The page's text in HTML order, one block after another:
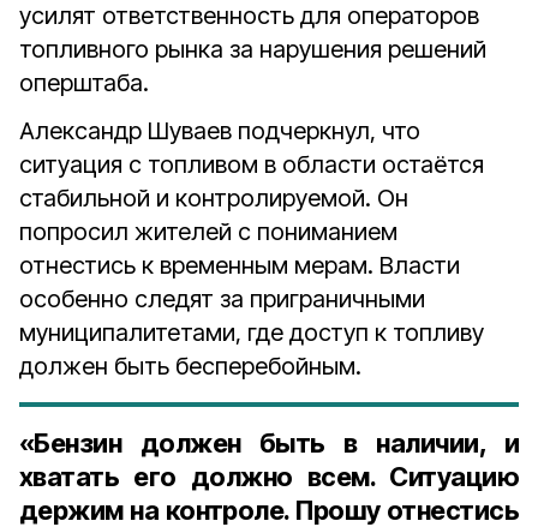
усилят ответственность для операторов
топливного рынка за нарушения решений
оперштаба.
Александр Шуваев подчеркнул, что
ситуация с топливом в области остаётся
стабильной и контролируемой. Он
попросил жителей с пониманием
отнестись к временным мерам. Власти
особенно следят за приграничными
муниципалитетами, где доступ к топливу
должен быть бесперебойным.
«Бензин должен быть в наличии, и
хватать его должно всем. Ситуацию
держим на контроле. Прошу отнестись